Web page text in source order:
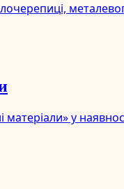
матеріали» у